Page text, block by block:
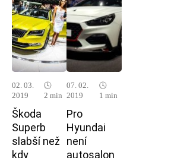
02. 03.
2019
🕓
2 min
Škoda
Superb
slabší než
kdy
07. 02.
2019
🕓
1 min
Pro
Hyundai
není
autosalon